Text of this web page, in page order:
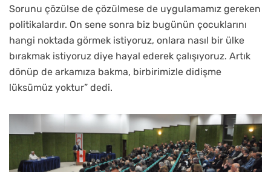
Sorunu çözülse de çözülmese de uygulamamız gereken
politikalardır. On sene sonra biz bugünün çocuklarını
hangi noktada görmek istiyoruz, onlara nasıl bir ülke
bırakmak istiyoruz diye hayal ederek çalışıyoruz. Artık
dönüp de arkamıza bakma, birbirimizle didişme
lüksümüz yoktur” dedi.